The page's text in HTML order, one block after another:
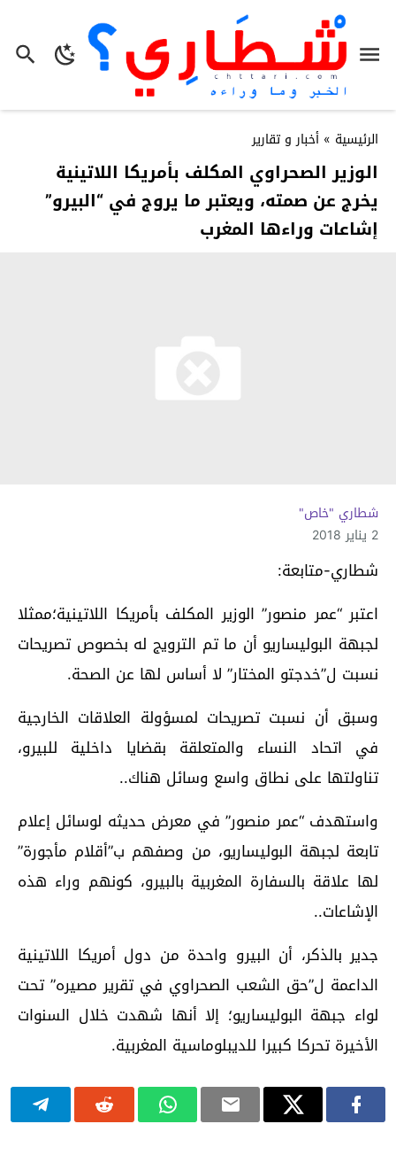
الرئيسية » أخبار و تقارير
الوزير الصحراوي المكلف بأمريكا اللاتينية
يخرج عن صمته، ويعتبر ما يروج في “البيرو”
إشاعات وراءها المغرب
شطاري "خاص"
2 يناير 2018
شطاري-متابعة:
اعتبر “عمر منصور” الوزير المكلف بأمريكا اللاتينية؛ممثلا
لجبهة البوليساريو أن ما تم الترويج له بخصوص تصريحات
نسبت ل”خدجتو المختار” لا أساس لها عن الصحة.
وسبق أن نسبت تصريحات لمسؤولة العلاقات الخارجية
في اتحاد النساء والمتعلقة بقضايا داخلية للبيرو،
تناولتها على نطاق واسع وسائل هناك..
واستهدف “عمر منصور” في معرض حديثه لوسائل إعلام
تابعة لجبهة البوليساريو، من وصفهم ب”أقلام مأجورة”
لها علاقة بالسفارة المغربية بالبيرو، كونهم وراء هذه
الإشاعات..
جدير بالذكر، أن البيرو واحدة من دول أمريكا اللاتينية
الداعمة ل”حق الشعب الصحراوي في تقرير مصيره” تحت
لواء جبهة البوليساريو؛ إلا أنها شهدت خلال السنوات
الأخيرة تحركا كبيرا للديبلوماسية المغربية.